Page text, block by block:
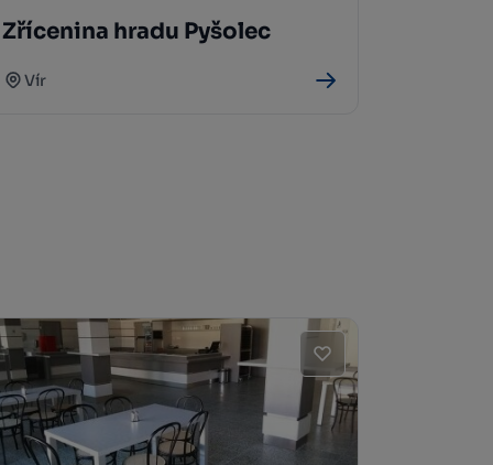
Zřícenina hradu Pyšolec
Vír